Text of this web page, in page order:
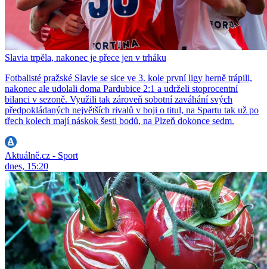
Slavia trpěla, nakonec je přece jen v trháku
Fotbalisté pražské Slavie se sice ve 3. kole první ligy herně trápili,
nakonec ale udolali doma Pardubice 2:1 a udrželi stoprocentní
bilanci v sezoně. Využili tak zároveň sobotní zaváhání svých
předpokládaných největších rivalů v boji o titul, na Spartu tak už po
třech kolech mají náskok šesti bodů, na Plzeň dokonce sedm.
Aktuálně.cz - Sport
dnes, 15:20